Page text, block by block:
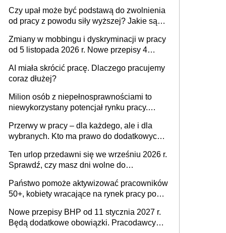
Czy upał może być podstawą do zwolnienia
od pracy z powodu siły wyższej? Jakie są
Zmiany w mobbingu i dyskryminacji w pracy
od 5 listopada 2026 r. Nowe przepisy 4
Ustaw
AI miała skrócić pracę. Dlaczego pracujemy
coraz dłużej?
Milion osób z niepełnosprawnościami to
niewykorzystany potencjał rynku pracy.
dofinansowań czy refundacji, ale bariery po
stronie systemu i świadomości
pracodawców [WYWIAD]
Przerwy w pracy – dla każdego, ale i dla
wybranych. Kto ma prawo do dodatkowych
Ten urlop przedawni się we wrześniu 2026 r.
Sprawdź, czy masz dni wolne do
Państwo pomoże aktywizować pracowników
50+, kobiety wracające na rynek pracy po
osoby neuroatypowe. Powstanie Fundusz
na rzecz Inkluzywności w Zatrudnianiu?
Nowe przepisy BHP od 11 stycznia 2027 r.
Będą dodatkowe obowiązki. Pracodawcy